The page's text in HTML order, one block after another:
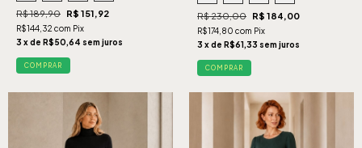
R$ 189,90 R$ 151,92
R$144,32 com Pix
3 x de R$50,64 sem juros
COMPRAR
R$ 230,00 R$ 184,00
R$174,80 com Pix
3 x de R$61,33 sem juros
COMPRAR